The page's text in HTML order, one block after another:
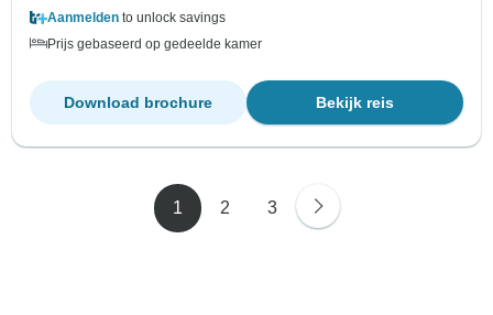
Aanmelden to unlock savings
Prijs gebaseerd op gedeelde kamer
Bekijk reis
Download brochure
1 2 3